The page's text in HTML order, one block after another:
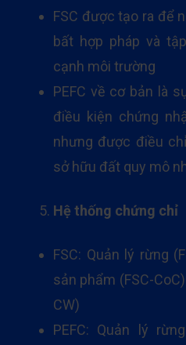
FSC được tạo ra để
bất hợp pháp và
cạnh môi trường
PEFC về cơ bản là
điều kiện chứng
nhưng được điều
sở hữu đất quy mô
Hệ thống chứng chỉ
FSC: Quản lý rừng
sản phẩm (FSC-
CW)
PEFC: Quản lý